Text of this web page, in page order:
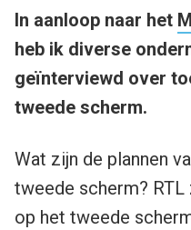
In aanloop naar het
heb ik diverse
geïnterviewd over
tweede scherm.
Wat zijn de plannen
tweede scherm?
op het tweede